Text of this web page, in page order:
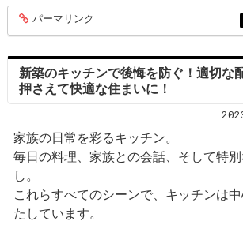
entry283
パーマリンク
新築のキッチンで後悔を防ぐ！適切な
押さえて快適な住まいに！
家族の日常を彩るキッチン。
毎日の料理、家族との会話、そして特
し。
これらすべてのシーンで、キッチンは
たしています。